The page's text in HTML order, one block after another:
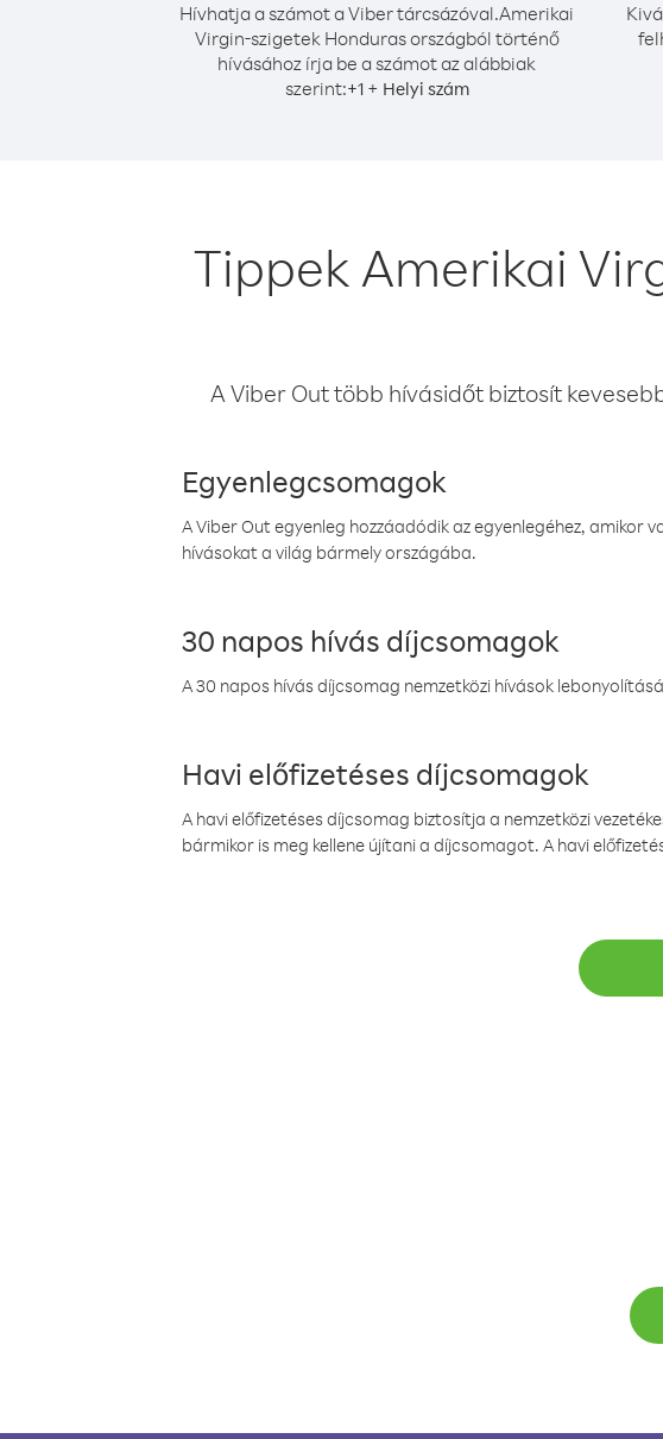
Hívhatja a számot a Viber tárcsázóval.Amerikai
Virgin-szigetek Honduras országból történő
hívásához írja be a számot az alábbiak
szerint:+1+ Helyi szám
Tippek Amerikai
A Viber Out több hívásidőt biztosít
Egyenlegcsomagok
A Viber Out egyenleg hozzáadódik az egyenlegéhez,
hívásokat a világ bármely országába.
30 napos hívás díjcsomagok
A 30 napos hívás díjcsomag nemzetközi hívások
Havi előfizetéses díjcsomagok
A havi előfizetéses díjcsomag biztosítja a nemzetközi
bármikor is meg kellene újítani a díjcsomagot. A havi